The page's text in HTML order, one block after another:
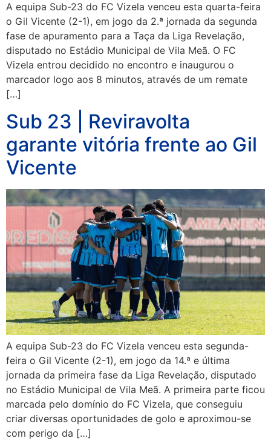
A equipa Sub-23 do FC Vizela venceu esta quarta-feira
o Gil Vicente (2-1), em jogo da 2.ª jornada da segunda
fase de apuramento para a Taça da Liga Revelação,
disputado no Estádio Municipal de Vila Meã. O FC
Vizela entrou decidido no encontro e inaugurou o
marcador logo aos 8 minutos, através de um remate
[…]
Sub 23 | Reviravolta
garante vitória frente ao Gil
Vicente
A equipa Sub-23 do FC Vizela venceu esta segunda-
feira o Gil Vicente (2-1), em jogo da 14.ª e última
jornada da primeira fase da Liga Revelação, disputado
no Estádio Municipal de Vila Meã. A primeira parte ficou
marcada pelo domínio do FC Vizela, que conseguiu
criar diversas oportunidades de golo e aproximou-se
com perigo da […]